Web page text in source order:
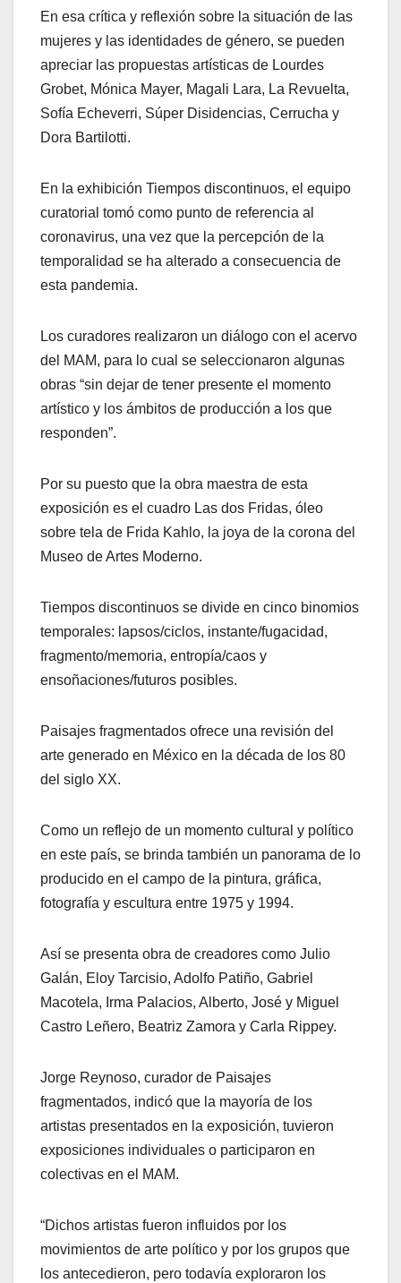
En esa crítica y reflexión sobre la situación de las
mujeres y las identidades de género, se pueden
apreciar las propuestas artísticas de Lourdes
Grobet, Mónica Mayer, Magali Lara, La Revuelta,
Sofía Echeverri, Súper Disidencias, Cerrucha y
Dora Bartilotti.
En la exhibición Tiempos discontinuos, el equipo
curatorial tomó como punto de referencia al
coronavirus, una vez que la percepción de la
temporalidad se ha alterado a consecuencia de
esta pandemia.
Los curadores realizaron un diálogo con el acervo
del MAM, para lo cual se seleccionaron algunas
obras “sin dejar de tener presente el momento
artístico y los ámbitos de producción a los que
responden”.
Por su puesto que la obra maestra de esta
exposición es el cuadro Las dos Fridas, óleo
sobre tela de Frida Kahlo, la joya de la corona del
Museo de Artes Moderno.
Tiempos discontinuos se divide en cinco binomios
temporales: lapsos/ciclos, instante/fugacidad,
fragmento/memoria, entropía/caos y
ensoñaciones/futuros posibles.
Paisajes fragmentados ofrece una revisión del
arte generado en México en la década de los 80
del siglo XX.
Como un reflejo de un momento cultural y político
en este país, se brinda también un panorama de lo
producido en el campo de la pintura, gráfica,
fotografía y escultura entre 1975 y 1994.
Así se presenta obra de creadores como Julio
Galán, Eloy Tarcisio, Adolfo Patiño, Gabriel
Macotela, Irma Palacios, Alberto, José y Miguel
Castro Leñero, Beatriz Zamora y Carla Rippey.
Jorge Reynoso, curador de Paisajes
fragmentados, indicó que la mayoría de los
artistas presentados en la exposición, tuvieron
exposiciones individuales o participaron en
colectivas en el MAM.
“Dichos artistas fueron influidos por los
movimientos de arte político y por los grupos que
los antecedieron, pero todavía exploraron los